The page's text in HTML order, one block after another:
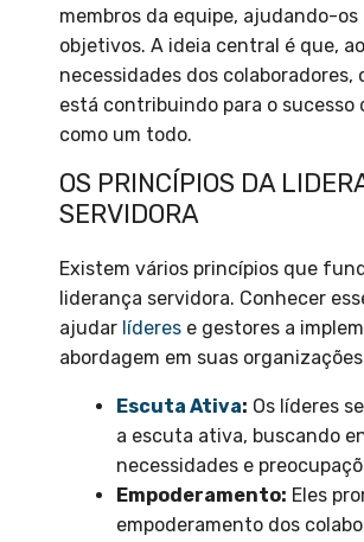
membros da equipe, ajudando-os
objetivos. A ideia central é que,
necessidades dos colaboradores,
está contribuindo para o sucesso
como um todo.
OS PRINCÍPIOS DA
SERVIDORA
Existem vários princípios que
liderança servidora. Conhecer
ajudar líderes e gestores a
abordagem em suas
Escuta Ativa: Os líderes
a escuta ativa, buscando
necessidades e
Empoderamento: Eles
empoderamento dos